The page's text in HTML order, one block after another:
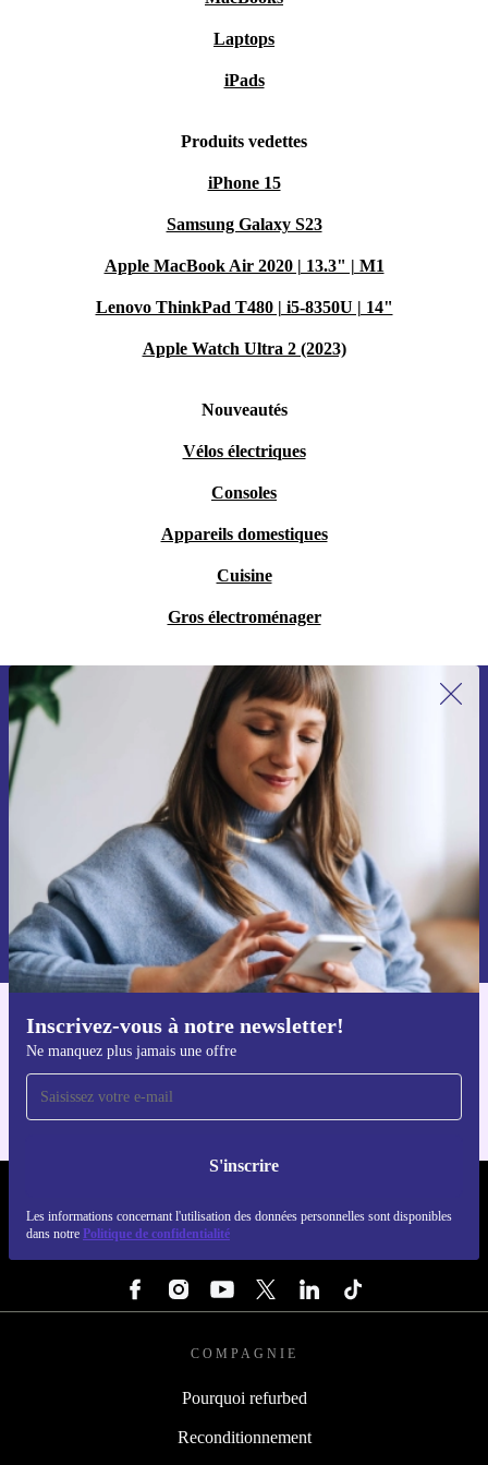
Laptops
iPads
Produits vedettes
iPhone 15
Samsung Galaxy S23
Apple MacBook Air 2020 | 13.3" | M1
Lenovo ThinkPad T480 | i5-8350U | 14"
Apple Watch Ultra 2 (2023)
Nouveautés
Vélos électriques
Consoles
Appareils domestiques
Cuisine
Gros électroménager
Inscrivez-vous à notre newsletter!
Ne manquez plus jamais une offre
S'inscrire
Les informations concernant l'utilisation des données personnelles sont disponibles
dans notre Politique de confidentialité
Recevoir offres et infos de refurbed
par mail
Ne manquez plus aucune offre.
S'inscrire
Retrouvez les informations sur l'utilisation des données personnelles
dans notre
politique de confidentialité.
Téléchargez l'application refurbed
Pour iOS et Android
COMPAGNIE
Pourquoi refurbed
Reconditionnement